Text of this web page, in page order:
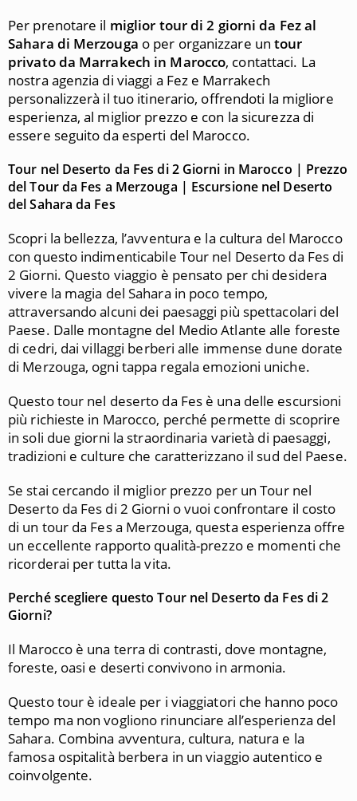
Per prenotare il miglior tour di 2 giorni da Fez al
Sahara di Merzouga o per organizzare untour
privato da Marrakech in Marocco, contattaci. La
nostra agenzia di viaggi a Fez e Marrakech
personalizzerà il tuo itinerario, offrendoti la migliore
esperienza, al miglior prezzo e con la sicurezza di
essere seguito da esperti del Marocco.
Tour nel Deserto da Fes di 2 Giorni in Marocco | Prezzo
del Tour da Fes a Merzouga | Escursione nel Deserto
del Sahara da Fes
Scopri la bellezza, l’avventura e la cultura del Marocco
con questo indimenticabile Tour nel Deserto da Fes di
2 Giorni. Questo viaggio è pensato per chi desidera
vivere la magia del Sahara in poco tempo,
attraversando alcuni dei paesaggi più spettacolari del
Paese. Dalle montagne del Medio Atlante alle foreste
di cedri, dai villaggi berberi alle immense dune dorate
di Merzouga, ogni tappa regala emozioni uniche.
Questo tour nel deserto da Fes è una delle escursioni
più richieste in Marocco, perché permette di scoprire
in soli due giorni la straordinaria varietà di paesaggi,
tradizioni e culture che caratterizzano il sud del Paese.
Se stai cercando il miglior prezzo per un Tour nel
Deserto da Fes di 2 Giorni o vuoi confrontare il costo
di un tour da Fes a Merzouga, questa esperienza offre
un eccellente rapporto qualità-prezzo e momenti che
ricorderai per tutta la vita.
Perché scegliere questo Tour nel Deserto da Fes di 2
Giorni?
Il Marocco è una terra di contrasti, dove montagne,
foreste, oasi e deserti convivono in armonia.
Questo tour è ideale per i viaggiatori che hanno poco
tempo ma non vogliono rinunciare all’esperienza del
Sahara. Combina avventura, cultura, natura e la
famosa ospitalità berbera in un viaggio autentico e
coinvolgente.